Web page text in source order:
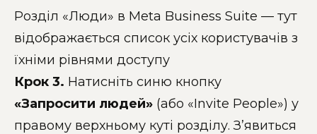
Розділ «Люди» в Meta Business Suite — тут
відображається список усіх користувачів з
їхніми рівнями доступу
Крок 3. Натисніть синю кнопку
«Запросити людей» (або «Invite People») у
правому верхньому куті розділу. З’явиться